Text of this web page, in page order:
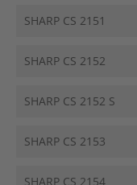
SHARP CS 2151
SHARP CS 2152
SHARP CS 2152 S
SHARP CS 2153
SHARP CS 2154